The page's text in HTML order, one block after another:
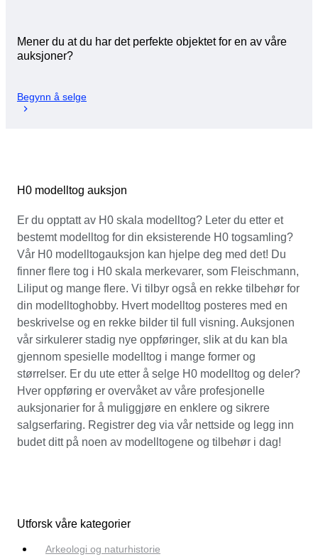
Mener du at du har det perfekte objektet for en av våre
auksjoner?
Begynn å selge
H0 modelltog auksjon
Er du opptatt av H0 skala modelltog? Leter du etter et
bestemt modelltog for din eksisterende H0 togsamling?
Vår H0 modelltogauksjon kan hjelpe deg med det! Du
finner flere tog i H0 skala merkevarer, som Fleischmann,
Liliput og mange flere. Vi tilbyr også en rekke tilbehør for
din modelltoghobby. Hvert modelltog posteres med en
beskrivelse og en rekke bilder til full visning. Auksjonen
vår sirkulerer stadig nye oppføringer, slik at du kan bla
gjennom spesielle modelltog i mange former og
størrelser. Er du ute etter å selge H0 modelltog og deler?
Hver oppføring er overvåket av våre profesjonelle
auksjonarier for å muliggjøre en enklere og sikrere
salgserfaring. Registrer deg via vår nettside og legg inn
budet ditt på noen av modelltogene og tilbehør i dag!
Utforsk våre kategorier
Arkeologi og naturhistorie